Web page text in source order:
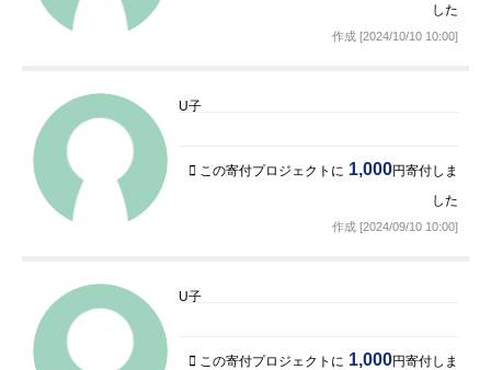
した
作成 [2024/10/10 10:00]
U子
この寄付プロジェクトに 1,000円寄付しま
した
作成 [2024/09/10 10:00]
U子
この寄付プロジェクトに 1,000円寄付しま